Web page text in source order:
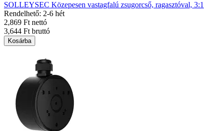
SOLLEYSEC Közepesen vastagfalú zsugorcső, ragasztóval, 3:1
Rendelhető: 2-6 hét
2,869 Ft nettó
3,644 Ft bruttó
Kosárba